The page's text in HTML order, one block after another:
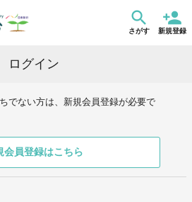
さがす 新規登録
ログイン
でない方は、新規会員登録が必要で
会員登録はこちら